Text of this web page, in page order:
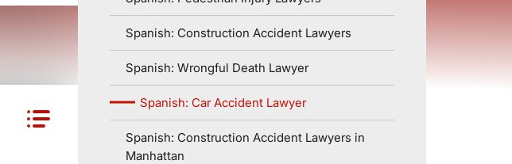
Spanish: Construction Accident Lawyers
Spanish: Wrongful Death Lawyer
Spanish: Car Accident Lawyer
Spanish: Construction Accident Lawyers in
Manhattan